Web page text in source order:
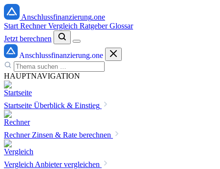
Anschlussfinanzierung.one
Start RechnerVergleich RatgeberGlossar
Jetzt berechnen
Anschlussfinanzierung.one
HAUPTNAVIGATION
Startseite Überblick & Einstieg
Rechner Zinsen & Rate berechnen
Vergleich Anbieter vergleichen